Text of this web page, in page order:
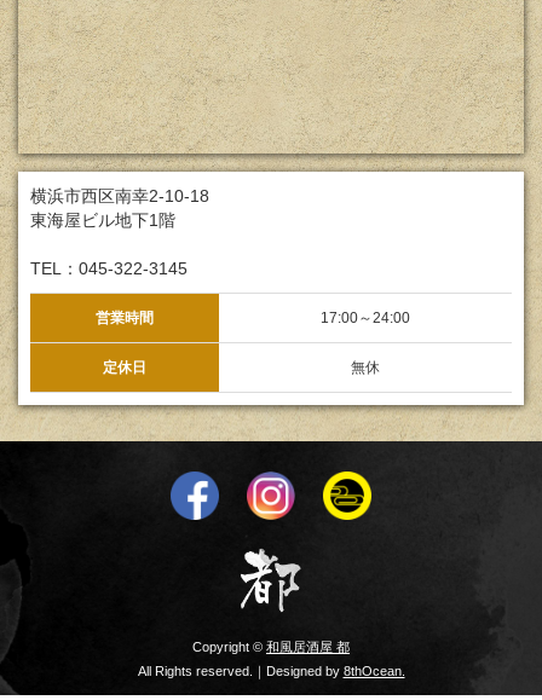
横浜市西区南幸2-10-18
東海屋ビル地下1階
TEL：045-322-3145
営業時間 17:00～24:00
定休日 無休
Copyright © 和風居酒屋 都
All Rights reserved.｜Designed by 8thOcean.